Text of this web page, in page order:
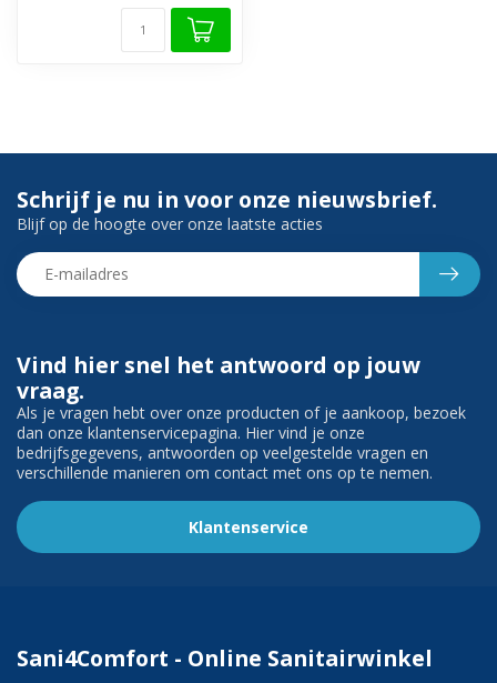
Vind hier snel het antwoord op jouw
vraag.
Als je vragen hebt over onze producten of je aankoop, bezoek
dan onze klantenservicepagina. Hier vind je onze
bedrijfsgegevens, antwoorden op veelgestelde vragen en
verschillende manieren om contact met ons op te nemen.
Klantenservice
Schrijf je nu in voor onze nieuwsbrief.
Blijf op de hoogte over onze laatste acties
Sani4Comfort - Online Sanitairwinkel